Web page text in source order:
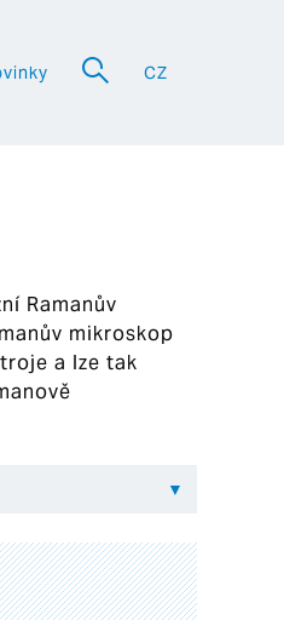
CZ
Ramanův
mikroskop
a lze tak